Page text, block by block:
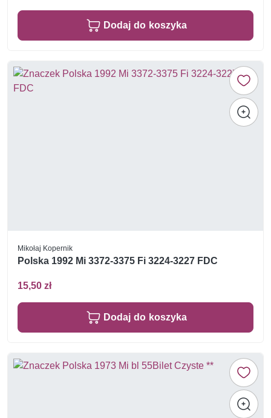
Dodaj do koszyka
Mikołaj Kopernik
Polska 1992 Mi 3372-3375 Fi 3224-3227 FDC
15,50 zł
Dodaj do koszyka